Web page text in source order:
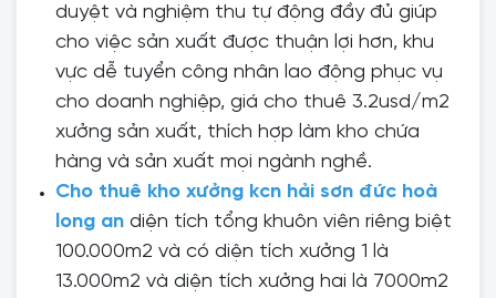
duyệt và nghiệm thu tự động đầy đủ giúp
cho việc sản xuất được thuận lợi hơn, khu
vực dễ tuyển công nhân lao động phục vụ
cho doanh nghiệp, giá cho thuê 3.2usd/m2
xưởng sản xuất, thích hợp làm kho chứa
hàng và sản xuất mọi ngành nghề.
Cho thuê kho xưởng kcn hải sơn đức hoà
long an diện tích tổng khuôn viên riêng biệt
100.000m2 và có diện tích xưởng 1 là
13.000m2 và diện tích xưởng hai là 7000m2